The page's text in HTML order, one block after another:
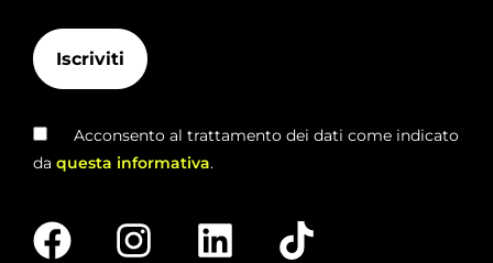
Acconsento al trattamento dei dati come indicato
da questa informativa.